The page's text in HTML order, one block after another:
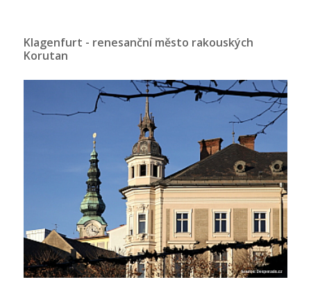
Klagenfurt - renesanční město rakouských
Korutan